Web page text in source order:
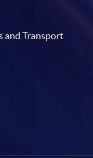
and Transport